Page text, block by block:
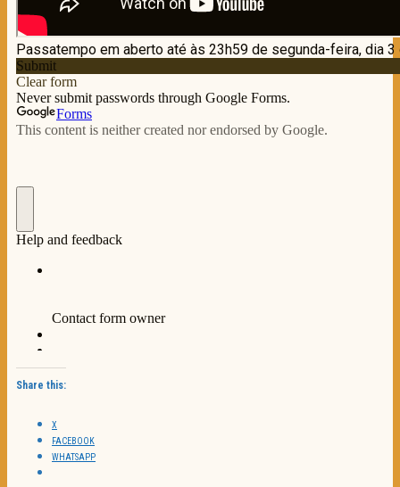
Share this:
X
FACEBOOK
WHATSAPP